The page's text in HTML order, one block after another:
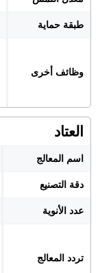
طبقة حماية
وظائف أخرى
العتاد
اسم المعالج
دقة التصنيع
عدد الأنوية
تردد المعالج